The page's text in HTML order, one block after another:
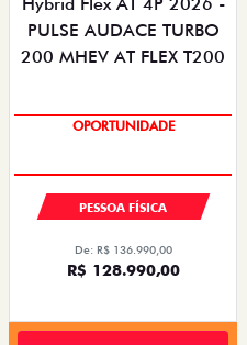
OPORTUNIDADE
PESSOA FÍSICA
De: R$ 136.990,00
R$ 128.990,00